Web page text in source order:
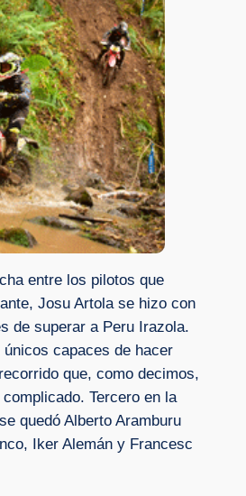
entre los pilotos que
Josu Artola se hizo con
de superar a Peru Irazola.
capaces de hacer
que, como decimos,
Tercero en la
quedó Alberto Aramburu
Iker Alemán y Francesc